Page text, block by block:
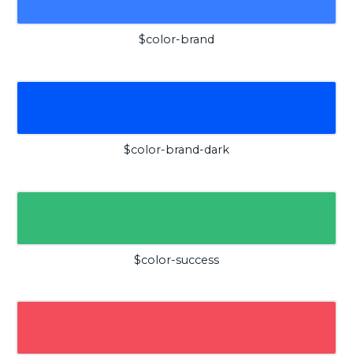
$color-brand
$color-brand-dark
$color-success